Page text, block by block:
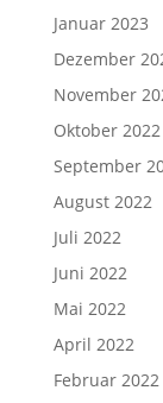
Januar 2023
Dezember
November
Oktober 2022
September
August 2022
Juli 2022
Juni 2022
Mai 2022
April 2022
Februar 2022